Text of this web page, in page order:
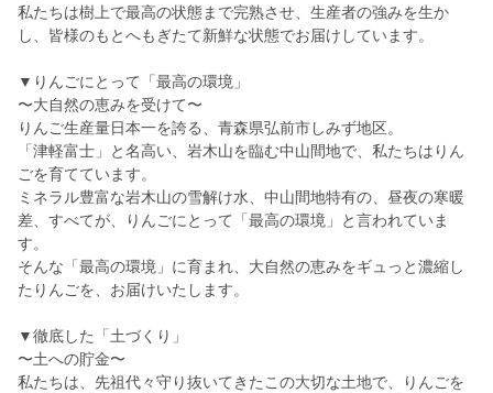
私たちは樹上で最高の状態まで完熟させ、生産者の強みを生か
し、皆様のもとへもぎたて新鮮な状態でお届けしています。
▼りんごにとって「最高の環境」
〜大自然の恵みを受けて〜
りんご生産量日本一を誇る、青森県弘前市しみず地区。
「津軽富士」と名高い、岩木山を臨む中山間地で、私たちはりん
ごを育てています。
ミネラル豊富な岩木山の雪解け水、中山間地特有の、昼夜の寒暖
差、すべてが、りんごにとって「最高の環境」と言われていま
す。
そんな「最高の環境」に育まれ、大自然の恵みをギュっと濃縮し
たりんごを、お届けいたします。
▼徹底した「土づくり」
〜土への貯金〜
私たちは、先祖代々守り抜いてきたこの大切な土地で、りんごを